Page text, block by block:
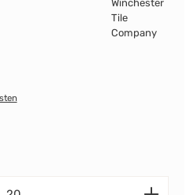
gewünschten Wert ein